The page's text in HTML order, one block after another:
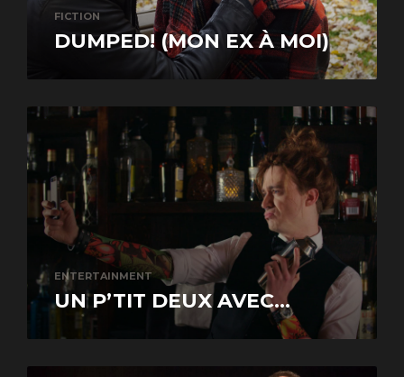
FICTION
DUMPED! (MON EX À MOI)
ENTERTAINMENT
UN P’TIT DEUX AVEC...